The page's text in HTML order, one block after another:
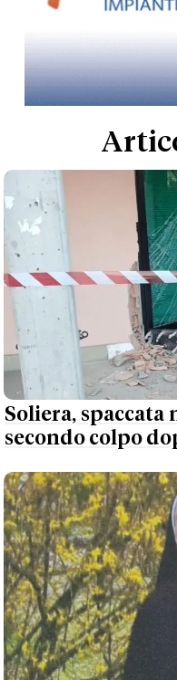
Soliera,
secondo colpo